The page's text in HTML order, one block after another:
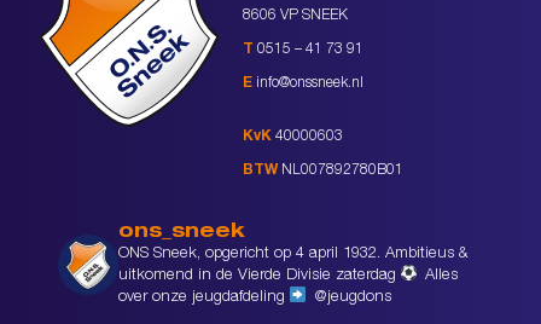
8606 VP SNEEK
T 0515 – 41 73 91
E info@onssneek.nl
KvK 40000603
BTW NL007892780B01
ons_sneek
ONS Sneek, opgericht op 4 april 1932. Ambitieus &
uitkomend in de Vierde Divisie zaterdag
Alles
over onze jeugdafdeling
@jeugdons